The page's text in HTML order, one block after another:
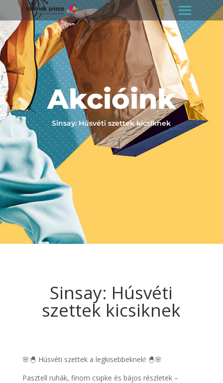
Akcióink
Sinsay: Húsvéti szettek kicsiknek
Sinsay: Húsvéti
szettek kicsiknek
🌸🐣 Húsvéti szettek a legkisebbeknek! 🐣🌸
Pasztell ruhák, finom csipke és bájos részletek –